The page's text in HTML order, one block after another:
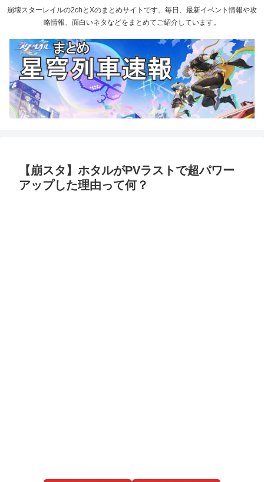
崩壊スターレイルの2chとXのまとめサイトです。毎日、最新イベント情報や攻
略情報、面白いネタなどをまとめてご紹介しています。
【崩スタ】ホタルがPVラストで超パワー
アップした理由って何？